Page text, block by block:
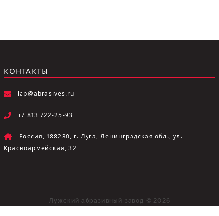
КОНТАКТЫ
lap@abrasives.ru
+7 813 722-25-93
Россия, 188230, г. Луга, Ленинградская обл., ул.
Красноармейская, 32
Лужский абразивный завод © 2026